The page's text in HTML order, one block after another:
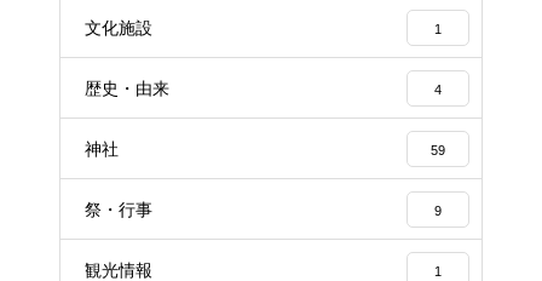
文化施設 1
歴史・由来 4
神社 59
祭・行事 9
観光情報 1